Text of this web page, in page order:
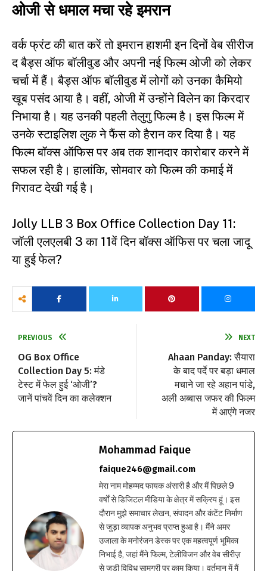
ओजी से धमाल मचा रहे इमरान
वर्क फ्रंट की बात करें तो इमरान हाशमी इन दिनों वेब सीरीज
द बैड्स ऑफ बॉलीवुड और अपनी नई फिल्म ओजी को लेकर
चर्चा में हैं। बैड्स ऑफ बॉलीवुड में लोगों को उनका कैमियो
खूब पसंद आया है। वहीं, ओजी में उन्होंने विलेन का किरदार
निभाया है। यह उनकी पहली तेलुगु फिल्म है। इस फिल्म में
उनके स्टाइलिश लुक ने फैंस को हैरान कर दिया है। यह
फिल्म बॉक्स ऑफिस पर अब तक शानदार कारोबार करने में
सफल रही है। हालांकि, सोमवार को फिल्म की कमाई में
गिरावट देखी गई है।
Jolly LLB 3 Box Office Collection Day 11:
जॉली एलएलबी 3 का 11वें दिन बॉक्स ऑफिस पर चला जादू
या हुई फेल?
PREVIOUS
OG Box Office
Collection Day 5: मंडे
टेस्ट में फेल हुई ‘ओजी’?
जानें पांचवें दिन का कलेक्शन
NEXT
Ahaan Panday: सैयारा
के बाद पर्दे पर बड़ा धमाल
मचाने जा रहे अहान पांडे,
अली अब्बास जफर की फिल्म
में आएंगे नजर
Mohammad Faique
faique246@gmail.com
मेरा नाम मोहम्मद फायक अंसारी है और मैं पिछले 9
वर्षों से डिजिटल मीडिया के क्षेत्र में सक्रिय हूं। इस
दौरान मुझे समाचार लेखन, संपादन और कंटेंट निर्माण
से जुड़ा व्यापक अनुभव प्राप्त हुआ है। मैंने अमर
उजाला के मनोरंजन डेस्क पर एक महत्वपूर्ण भूमिका
निभाई है, जहां मैंने फिल्म, टेलीविजन और वेब सीरीज़
से जुड़ी विविध सामग्री पर काम किया। वर्तमान में मैं